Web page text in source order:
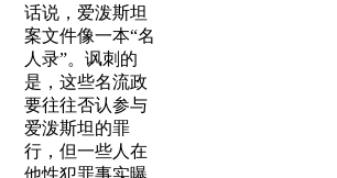
话说，爱泼斯坦
案文件像一本“名
人录”。讽刺的
是，这些名流政
要往往否认参与
爱泼斯坦的罪
行，但一些人在
他性犯罪事实曝